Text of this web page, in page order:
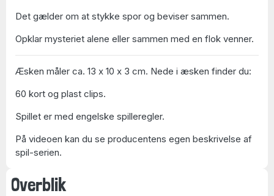
Overblik
Det gælder om at stykke spor og beviser sammen.
Opklar mysteriet alene eller sammen med en flok venner.
Æsken måler ca. 13 x 10 x 3 cm. Nede i æsken finder du:
60 kort og plast clips.
Spillet er med engelske spilleregler.
På videoen kan du se producentens egen beskrivelse af
spil-serien.